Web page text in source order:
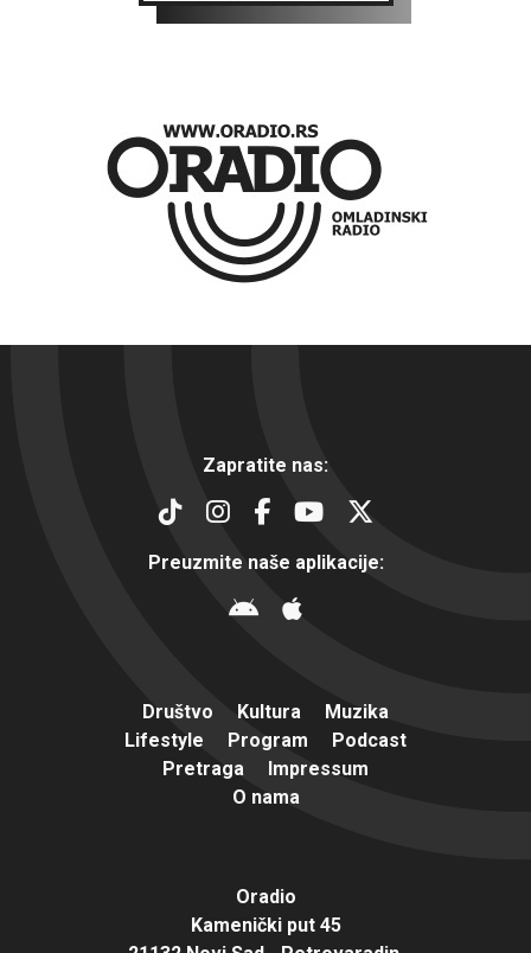
Zapratite nas:
Preuzmite naše aplikacije:
Društvo Kultura
Muzika
Lifestyle
Program
Podcast
Pretraga
Impressum
O nama
Oradio
Kamenički put 45